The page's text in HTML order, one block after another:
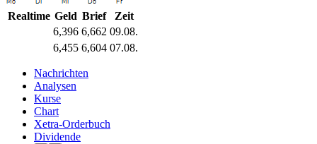
Realtime Geld Brief
Zeit
6,396 6,662 09.08.
6,455 6,604 07.08.
Nachrichten
Analysen
Kurse
Chart
Xetra-Orderbuch
Dividende